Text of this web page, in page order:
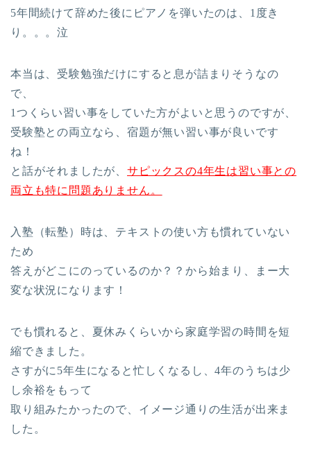
5年間続けて辞めた後にピアノを弾いたのは、1度き
り。。。泣
本当は、受験勉強だけにすると息が詰まりそうなの
で、
1つくらい習い事をしていた方がよいと思うのですが、
受験塾との両立なら、宿題が無い習い事が良いです
ね！
と話がそれましたが、 サピックスの4年生は習い事との
両立も特に問題ありません。
入塾（転塾）時は、テキストの使い方も慣れていない
ため
答えがどこにのっているのか？？から始まり、まー大
変な状況になります！
でも慣れると、夏休みくらいから家庭学習の時間を短
縮できました。
さすがに5年生になると忙しくなるし、4年のうちは少
し余裕をもって
取り組みたかったので、イメージ通りの生活が出来ま
した。